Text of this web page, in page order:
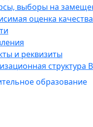
выборы на
оценка
и реквизиты
структура
образование